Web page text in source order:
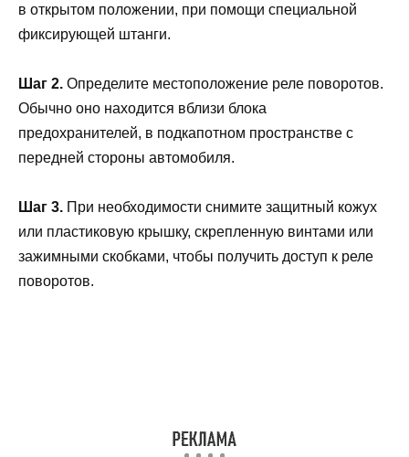
в открытом положении, при помощи специальной
фиксирующей штанги.
Шаг 2. Определите местоположение реле поворотов.
Обычно оно находится вблизи блока
предохранителей, в подкапотном пространстве с
передней стороны автомобиля.
Шаг 3. При необходимости снимите защитный кожух
или пластиковую крышку, скрепленную винтами или
зажимными скобками, чтобы получить доступ к реле
поворотов.